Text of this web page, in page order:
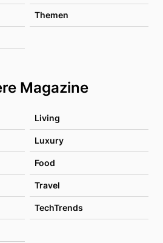
Themen
Magazine
Living
Luxury
Food
Travel
TechTrends